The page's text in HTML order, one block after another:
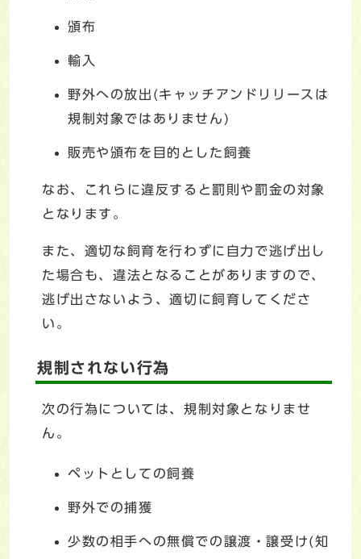
頒布
輸入
野外への放出(キャッチアンドリリースは
規制対象ではありません)
販売や頒布を目的とした飼養
なお、これらに違反すると罰則や罰金の対象
となります。
また、適切な飼育を行わずに自力で逃げ出し
た場合も、違法となることがありますので、
逃げ出さないよう、適切に飼育してくださ
い。
規制されない行為
次の行為については、規制対象となりませ
ん。
ペットとしての飼養
野外での捕獲
少数の相手への無償での譲渡・譲受け(知